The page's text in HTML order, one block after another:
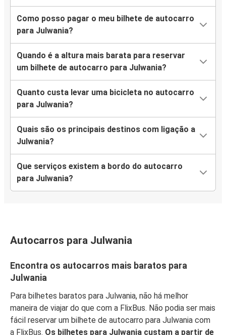
Como posso pagar o meu bilhete de autocarro
para Julwania?
Quando é a altura mais barata para reservar
um bilhete de autocarro para Julwania?
Quanto custa levar uma bicicleta no autocarro
para Julwania?
Quais são os principais destinos com ligação a
Julwania?
Que serviços existem a bordo do autocarro
para Julwania?
Autocarros para Julwania
Encontra os autocarros mais baratos para
Julwania
Para bilhetes baratos para Julwania, não há melhor
maneira de viajar do que com a FlixBus. Não podia ser mais
fácil reservar um bilhete de autocarro para Julwania com
a FlixBus. Os bilhetes para Julwania custam a partir de